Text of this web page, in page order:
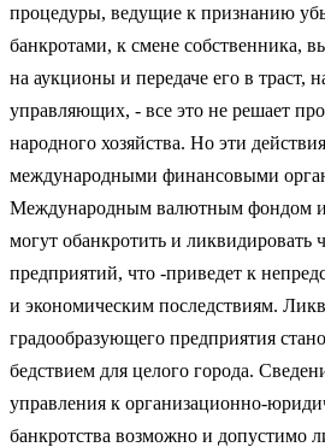
процедуры, ведущие к признанию
банкротами, к смене соб­ственника,
на аукционы и передаче его в траст,
управляющих, - все это не решает
народного хозяйства. Но эти
международными финансовыми
Международным валютным фондом
могут обанкротить и ликвидиро­вать
предприятий, что -приведет к
и экономическим последствиям.
градообразующего предприятия
бедствием для це­лого города.
управления к организационно-
банкротства возможно и допустимо